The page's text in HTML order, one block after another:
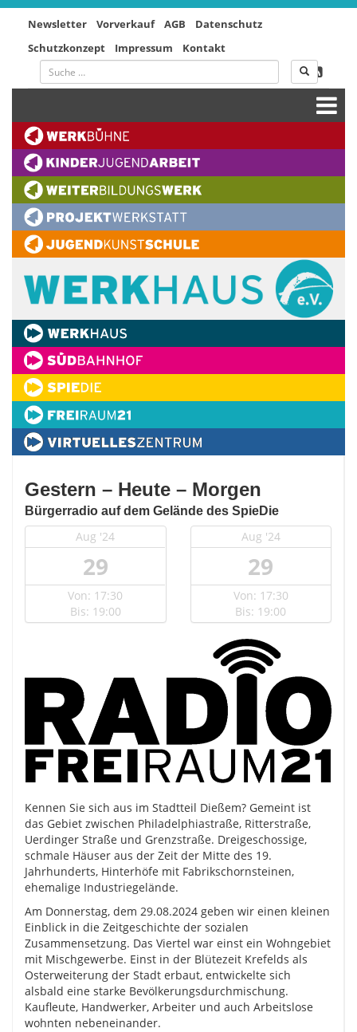
Newsletter Vorverkauf AGB
Datenschutz
Schutzkonzept
Impressum Kontakt
Gestern – Heute – Morgen
Bürgerradio auf dem Gelände des SpieDie
Aug '24
29
Von: 17:30
Bis: 19:00
Aug '24
29
Von: 17:30
Bis: 19:00
Kennen Sie sich aus im Stadtteil Dießem? Gemeint ist
das Gebiet zwischen Philadelphiastraße, Ritterstraße,
Uerdinger Straße und Grenzstraße. Dreigeschossige,
schmale Häuser aus der Zeit der Mitte des 19.
Jahrhunderts, Hinterhöfe mit Fabrikschornsteinen,
ehemalige Industriegelände.
Am Donnerstag, dem 29.08.2024 geben wir einen kleinen
Einblick in die Zeitgeschichte der sozialen
Zusammensetzung. Das Viertel war einst ein Wohngebiet
mit Mischgewerbe. Einst in der Blütezeit Krefelds als
Osterweiterung der Stadt erbaut, entwickelte sich
alsbald eine starke Bevölkerungsdurchmischung.
Kaufleute, Handwerker, Arbeiter und auch Arbeitslose
wohnten nebeneinander.